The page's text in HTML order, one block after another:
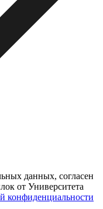
данных, согласен
от Университета
конфиденциальности